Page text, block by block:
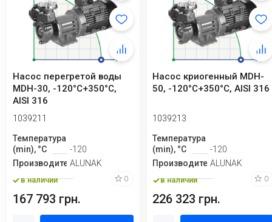
Насос перегретой воды
MDH-30, -120°C+350°C,
AISI 316
1039211
Температура
(min), °C
-120
ПроизводительALUNAK
в наличии 0
167 793 грн.
Насос криогенный MDH-
50, -120°C+350°C, AISI 316
1039213
Температура
(min), °C
-120
ПроизводительALUNAK
в наличии 0
226 323 грн.